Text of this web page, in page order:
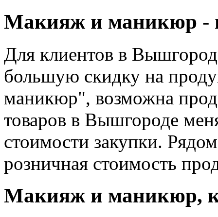
Макияж и маникюр -
Для клиентов в
большую скидку на
маникюр", возможна
товаров в Вышгороде
стоимости закупки.
розничная стоимость
Макияж и маникюр,